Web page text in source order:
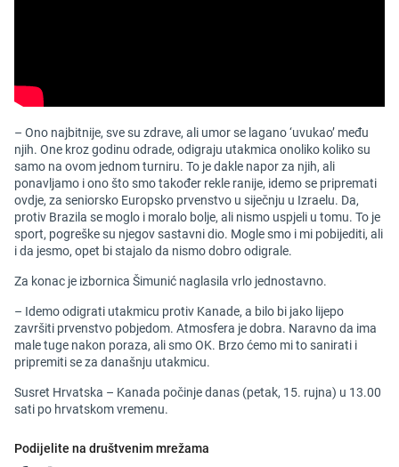
– Ono najbitnije, sve su zdrave, ali umor se lagano ‘uvukao’ među
njih. One kroz godinu odrade, odigraju utakmica onoliko koliko su
samo na ovom jednom turniru. To je dakle napor za njih, ali
ponavljamo i ono što smo također rekle ranije, idemo se pripremati
ovdje, za seniorsko Europsko prvenstvo u siječnju u Izraelu. Da,
protiv Brazila se moglo i moralo bolje, ali nismo uspjeli u tomu. To je
sport, pogreške su njegov sastavni dio. Mogle smo i mi pobijediti, ali
i da jesmo, opet bi stajalo da nismo dobro odigrale.
Za konac je izbornica Šimunić naglasila vrlo jednostavno.
– Idemo odigrati utakmicu protiv Kanade, a bilo bi jako lijepo
završiti prvenstvo pobjedom. Atmosfera je dobra. Naravno da ima
male tuge nakon poraza, ali smo OK. Brzo ćemo mi to sanirati i
pripremiti se za današnju utakmicu.
Susret Hrvatska – Kanada počinje danas (petak, 15. rujna) u 13.00
sati po hrvatskom vremenu.
Podijelite na društvenim mrežama